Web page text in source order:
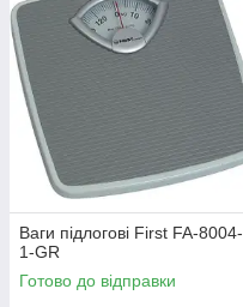
Ваги підлогові First FA-8004-
1-GR
Готово до відправки